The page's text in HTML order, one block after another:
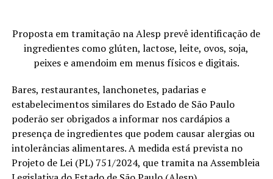
Proposta em tramitação na Alesp prevê identificação de
ingredientes como glúten, lactose, leite, ovos, soja,
peixes e amendoim em menus físicos e digitais.
Bares, restaurantes, lanchonetes, padarias e
estabelecimentos similares do Estado de São Paulo
poderão ser obrigados a informar nos cardápios a
presença de ingredientes que podem causar alergias ou
intolerâncias alimentares. A medida está prevista no
Projeto de Lei (PL) 751/2024, que tramita na Assembleia